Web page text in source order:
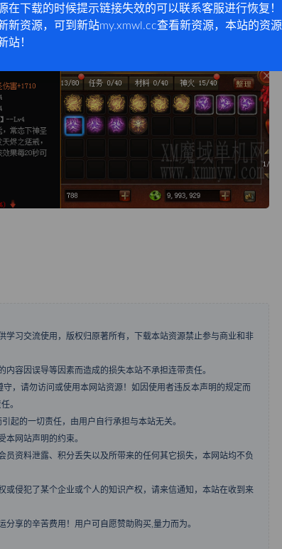
习交流使用，版权归原著所有，下载本站资源禁止参与商业和非
容因误导等因素而造成的损失本站不承担连带责任。
，请勿访问或使用本网站资源！如因使用者违反本声明的规定而
。
起的一切责任，由用户自行承担与本站无关。
本网站声明的约束。
资料泄露、积分丢失以及所带来的任何其它损失，本网站均不负
侵犯了某个企业或个人的知识产权，请来信通知，本站在收到来
享的辛苦费用！用户可自愿赞助购买,量力而为。
在下载的时候提示链接失效的可以联系客服进行恢复！
新资源，可到新站my.xmwl.cc查看新资源，本站的资源
站！